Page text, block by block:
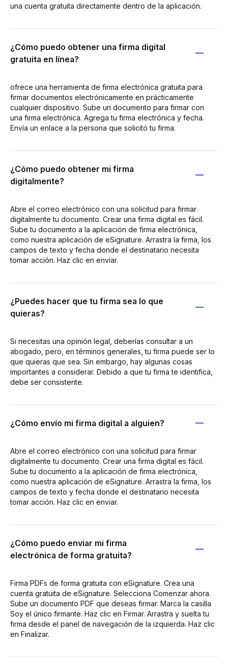
una cuenta gratuita directamente dentro de la aplicación.
¿Cómo puedo obtener una firma digital
gratuita en línea?
ofrece una herramienta de firma electrónica gratuita para
firmar documentos electrónicamente en prácticamente
cualquier dispositivo. Sube un documento para firmar con
una firma electrónica. Agrega tu firma electrónica y fecha.
Envía un enlace a la persona que solicitó tu firma.
¿Cómo puedo obtener mi firma
digitalmente?
Abre el correo electrónico con una solicitud para firmar
digitalmente tu documento. Crear una firma digital es fácil.
Sube tu documento a la aplicación de firma electrónica,
como nuestra aplicación de eSignature. Arrastra la firma, los
campos de texto y fecha donde el destinatario necesita
tomar acción. Haz clic en enviar.
¿Puedes hacer que tu firma sea lo que
quieras?
Si necesitas una opinión legal, deberías consultar a un
abogado, pero, en términos generales, tu firma puede ser lo
que quieras que sea. Sin embargo, hay algunas cosas
importantes a considerar. Debido a que tu firma te identifica,
debe ser consistente.
¿Cómo envío mi firma digital a alguien?
Abre el correo electrónico con una solicitud para firmar
digitalmente tu documento. Crear una firma digital es fácil.
Sube tu documento a la aplicación de firma electrónica,
como nuestra aplicación de eSignature. Arrastra la firma, los
campos de texto y fecha donde el destinatario necesita
tomar acción. Haz clic en enviar.
¿Cómo puedo enviar mi firma
electrónica de forma gratuita?
Firma PDFs de forma gratuita con eSignature. Crea una
cuenta gratuita de eSignature. Selecciona Comenzar ahora.
Sube un documento PDF que deseas firmar. Marca la casilla
Soy el único firmante. Haz clic en Firmar. Arrastra y suelta tu
firma desde el panel de navegación de la izquierda. Haz clic
en Finalizar.